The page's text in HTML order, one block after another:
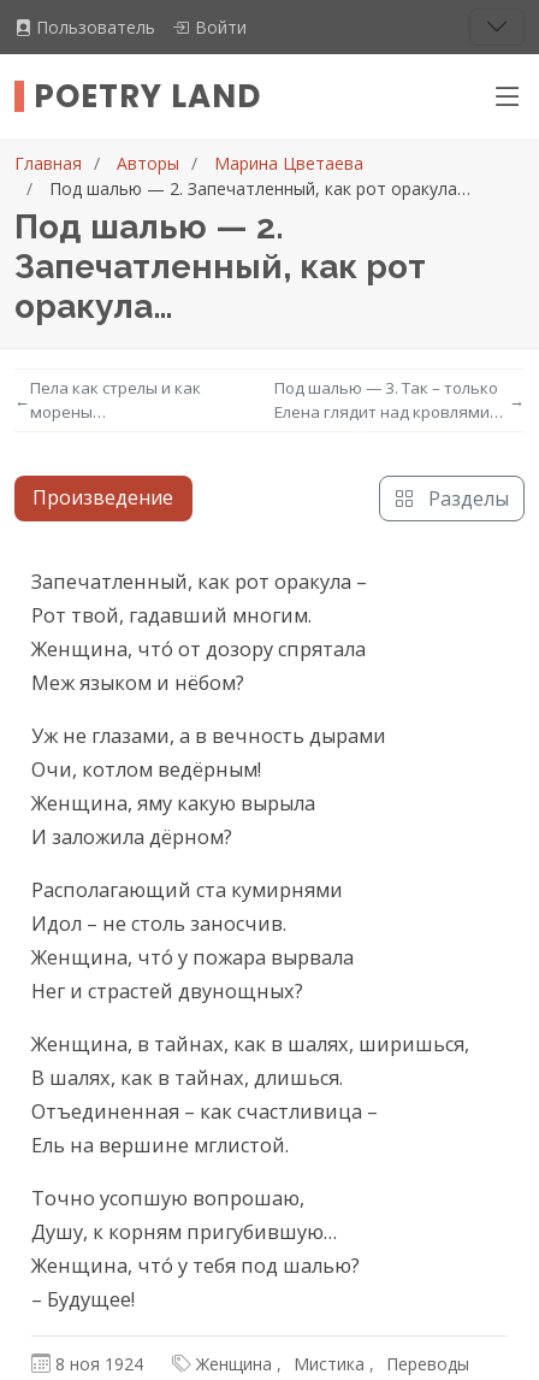
Пользователь Войти
POETRY LAND
Главная Авторы
Марина Цветаева
Под шалью — 2. Запечатленный, как рот оракула…
Под шалью — 2.
Запечатленный, как рот
оракула…
←
Пела как стрелы и как
морены…
Под шалью — 3. Так – только
Елена глядит над кровлями…
→
Произведение Разделы
Текст произведения
Запечатленный, как рот оракула –
Рот твой, гадавший многим.
Женщина, что́ от дозору спрятала
Меж языком и нёбом?
Уж не глазами, а в вечность дырами
Очи, котлом ведёрным!
Женщина, яму какую вырыла
И заложила дёрном?
Располагающий ста кумирнями
Идол – не столь заносчив.
Женщина, что́ у пожара вырвала
Нег и страстей двунощных?
Женщина, в тайнах, как в шалях, ширишься,
В шалях, как в тайнах, длишься.
Отъединенная – как счастливица –
Ель на вершине мглистой.
Точно усопшую вопрошаю,
Душу, к корням пригубившую…
Женщина, что́ у тебя под шалью?
– Будущее!
8 ноя 1924 Женщина Мистика Переводы